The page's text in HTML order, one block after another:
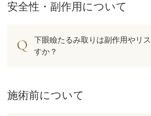
安全性・副作用について
下眼瞼たるみ取りは副作用やリ
すか？
施術前について